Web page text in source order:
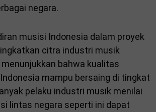
negara.
musisi Indonesia dalam proyek
citra industri musik
bahwa kualitas
mampu bersaing di tingkat
pelaku industri musik menilai
lintas negara seperti ini dapat